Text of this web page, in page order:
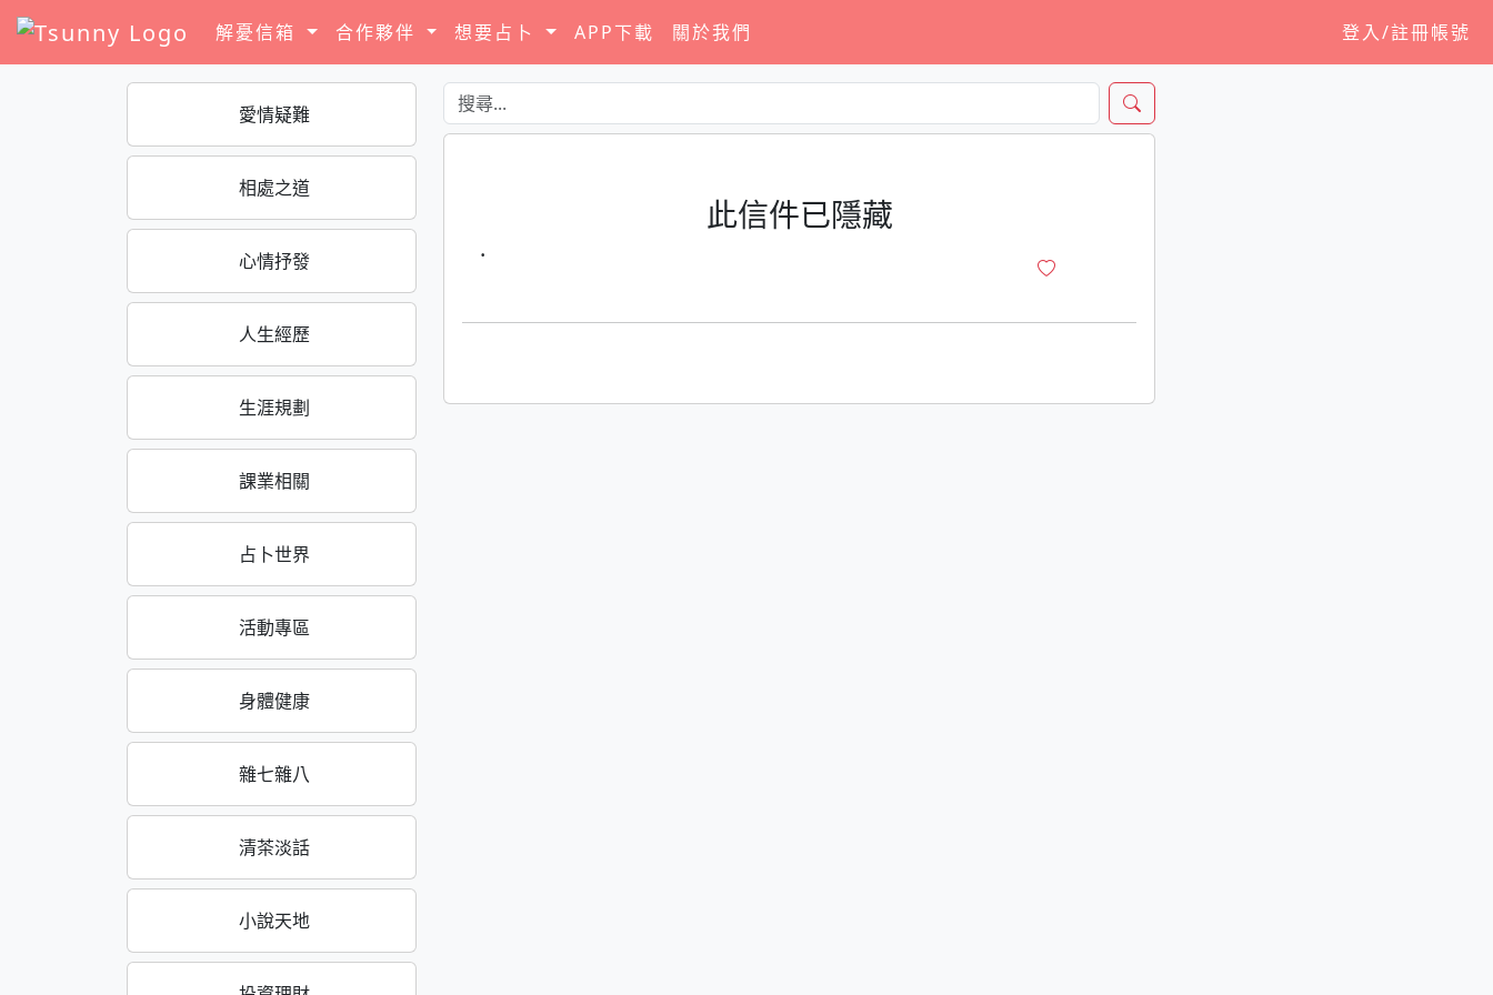
解憂信箱 合作夥伴 想要占卜 APP下載 關於我們 登入/註冊帳號
愛情疑難
相處之道
心情抒發
人生經歷
生涯規劃
課業相關
占卜世界
活動專區
身體健康
雜七雜八
清茶淡話
小說天地
此信件已隱藏
·